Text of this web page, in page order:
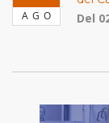
AGO Del